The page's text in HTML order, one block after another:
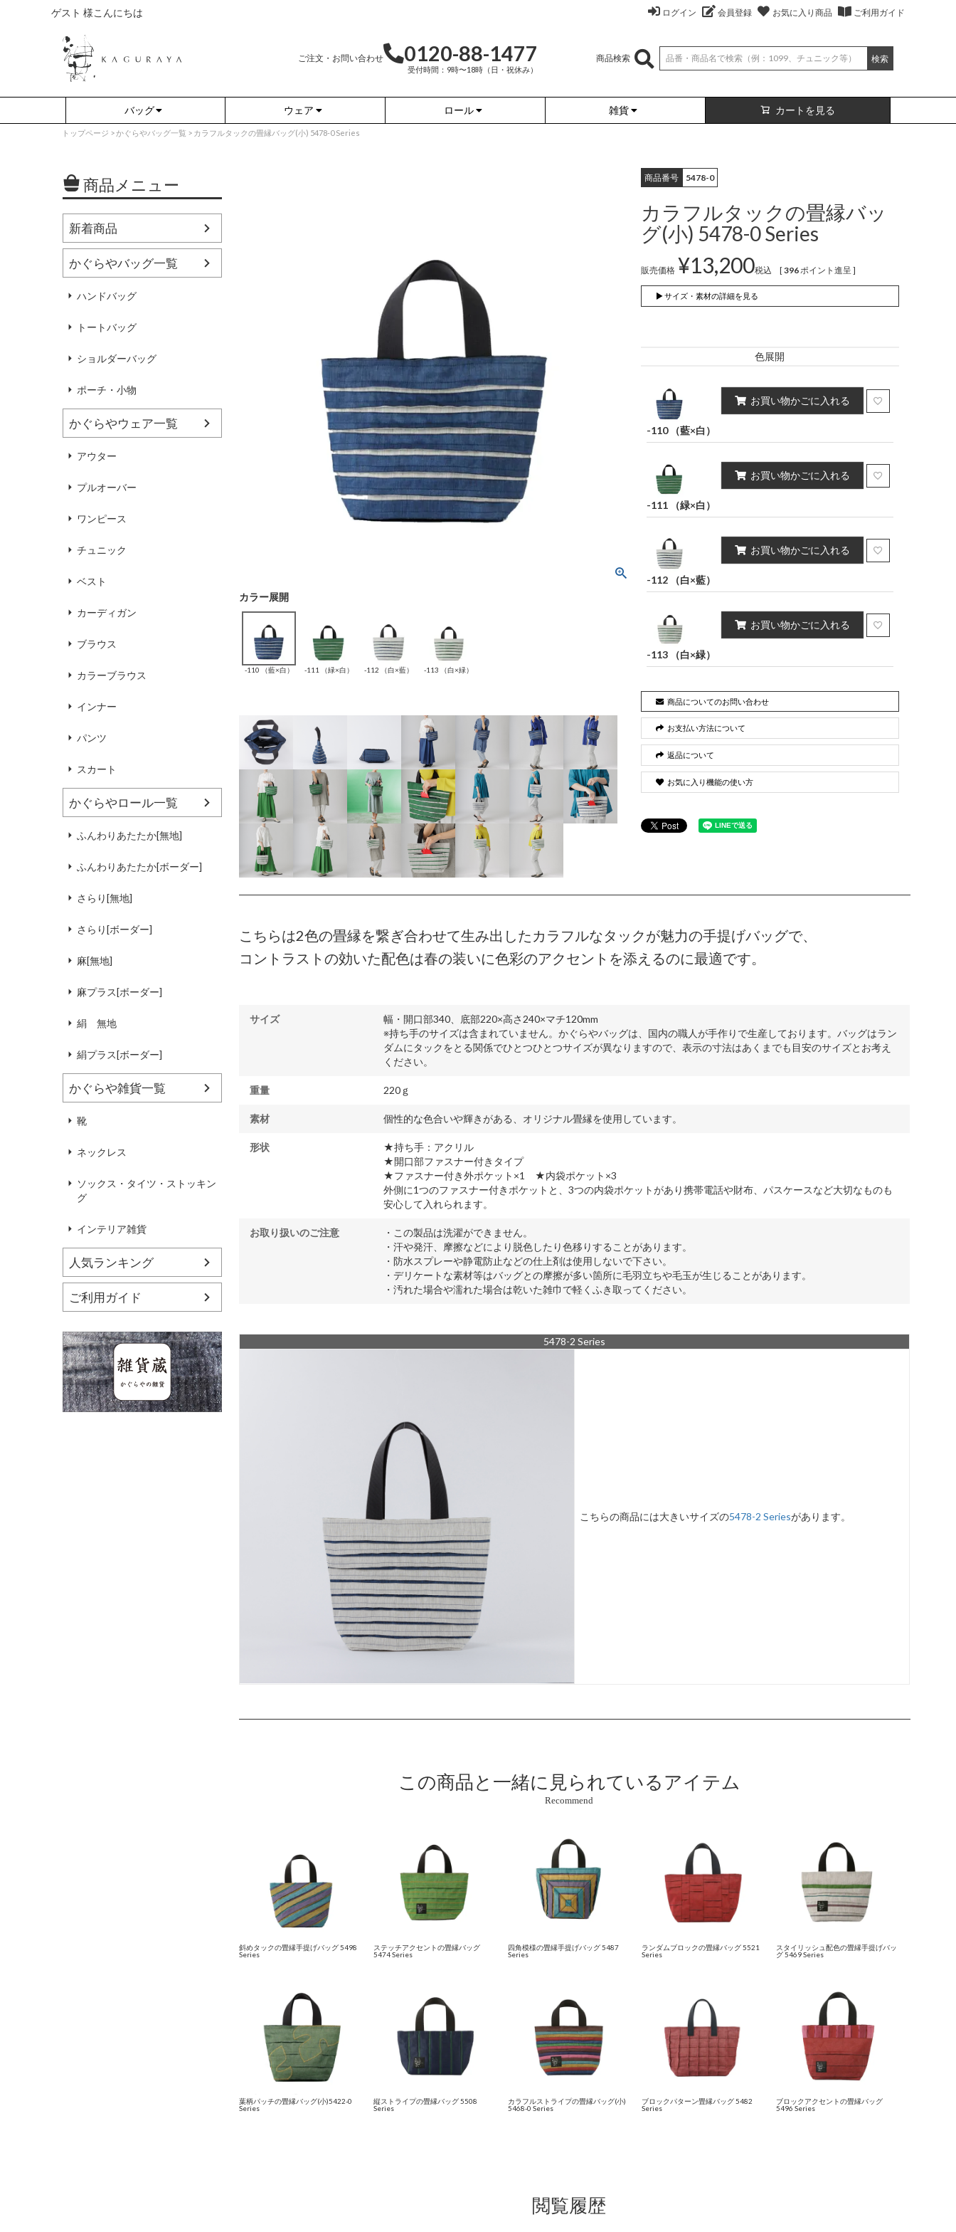
ゲスト 様こんにちは ログイン 会員登録 お気に入り商品 ご利用ガイド
ご注文・お問い合わせ 0120-88-1477
受付時間：9時〜18時（日・祝休み）
商品検索 検索
バッグ
ハンドバッグ トートバッグ
かぐらやバッグ一覧
ウェア
アウター ワンピース
ブラウス インナー パンツ
かぐらやウェア一覧
ロール
さらり（無地）
（綿80%、ポリエステル15%、
さらり（ボーダー） ふんわりあたたか（無地）
（綿56%、アクリル24%、
ナイロン16%、
ポリウレタン4%）
ナイロン16%、
（レーヨン76％、
麻（無地）
麻12%、ラミー12%、
かぐらやロール一覧
雑貨
ネックレス
雑貨一覧
カートを見る
トップページ かぐらやバッグ一覧 カラフルタックの畳縁バッグ(小) 5478-0 Series
商品メニュー
新着商品
かぐらやバッグ一覧
ハンドバッグ
トートバッグ
ショルダーバッグ
ポーチ・小物
かぐらやウェア一覧
アウター
プルオーバー
ワンピース
チュニック
ベスト
カーディガン
ブラウス
カラーブラウス
インナー
パンツ
スカート
かぐらやロール一覧
ふんわりあたたか[無地]
ふんわりあたたか[ボーダー]
さらり[無地]
さらり[ボーダー]
麻[無地]
麻プラス[ボーダー]
絹 無地
絹プラス[ボーダー]
かぐらや雑貨一覧
靴
ネックレス
ソックス・タイツ・ストッキン
グ
インテリア雑貨
人気ランキング
ご利用ガイド
-110 （藍×白） -111 （緑×白） -112 （白×藍） -113 （白×緑）
商品番号 5478-0
カラフルタックの畳縁バッ
グ(小) 5478-0 Series
販売価格 ¥13,200税込 [396ポイント進呈 ]
▶ サイズ・素材の詳細を見る
色展開
-110 （藍×白）
お買い物かごに入れる
-111 （緑×白）
お買い物かごに入れる
-112 （白×藍）
お買い物かごに入れる
-113 （白×緑）
お買い物かごに入れる
商品についてのお問い合わせ
お支払い方法について
返品について
お気に入り機能の使い方
こちらは2色の畳縁を繋ぎ合わせて生み出したカラフルなタックが魅力の手提げバッグで、
コントラストの効いた配色は春の装いに色彩のアクセントを添えるのに最適です。
サイズ
幅・開口部340、底部220×高さ240×マチ120mm
※持ち手のサイズは含まれていません。かぐらやバッグは、国内の職人が手作りで生産しております。バッグはラン
ダムにタックをとる関係でひとつひとつサイズが異なりますので、表示の寸法はあくまでも目安のサイズとお考え
ください。
重量 220ｇ
素材 個性的な色合いや輝きがある、オリジナル畳縁を使用しています。
形状
★持ち手：アクリル
★開口部ファスナー付きタイプ
★ファスナー付き外ポケット×1 ★内袋ポケット×3
外側に1つのファスナー付きポケットと、3つの内袋ポケットがあり携帯電話や財布、パスケースなど大切なものも
安心して入れられます。
お取り扱いのご注意
・この製品は洗濯ができません。
・汗や発汗、摩擦などにより脱色したり色移りすることがあります。
・防水スプレーや静電防止などの仕上剤は使用しないで下さい。
・デリケートな素材等はバッグとの摩擦が多い箇所に毛羽立ちや毛玉が生じることがあります。
・汚れた場合や濡れた場合は乾いた雑巾で軽くふき取ってください。
5478-2 Series
こちらの商品には大きいサイズの5478-2 Seriesがあります。
この商品と 一緒に見られているアイテム
Recommend
斜めタックの畳縁手提げバッグ 5498
Series
ステッチアクセントの畳縁バッグ
5474 Series
四角模様の畳縁手提げバッグ 5487
Series
ランダムブロックの畳縁バッグ 5521
Series
スタイリッシュ配色の畳縁手提げバッ
グ 5469 Series
葉柄パッチの畳縁バッグ(小)5422-0
Series
縦ストライプの畳縁バッグ 5508
Series
カラフルストライプの畳縁バッグ(小)
5468-0 Series
ブロックパターン畳縁バッグ 5482
Series
ブロックアクセントの畳縁バッグ
5496 Series
閲覧履歴